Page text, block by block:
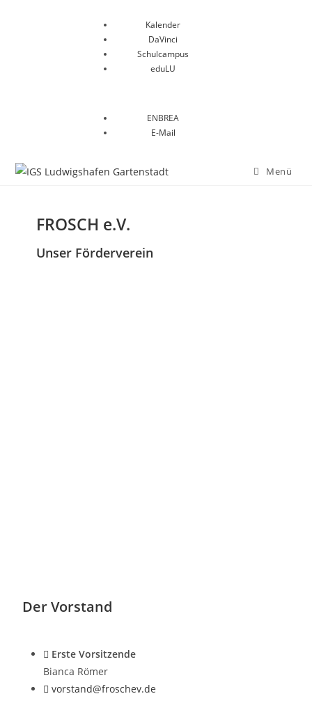
Kalender
DaVinci
Schulcampus
eduLU
ENBREA
E-Mail
Menü
FROSCH e.V.
Unser Förderverein
Der Vorstand
Erste Vorsitzende
Bianca Römer
vorstand@froschev.de